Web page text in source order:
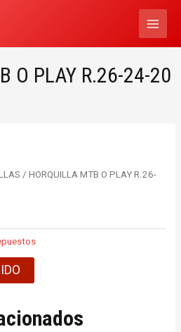
O PLAY R.26-24-20
/ HORQUILLA MTB O PLAY R.26-